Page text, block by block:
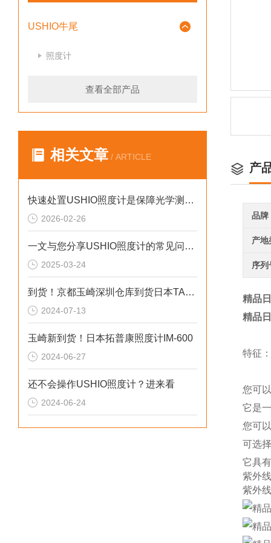
USHIO牛尾
照度计
查看全部产品
相关文章 / ARTICLE
快速处置USHIO照度计是保障光学测量可靠性的关键
2026-02-26
一文与您分享USHIO照度计的常见问题相应解决方法
2025-03-24
到货！京都玉崎深圳仓库到货日本TANDD 照度计 TR-74Ui
2024-07-13
玉崎新到货！日本拓普康照度计IM-600
2024-06-27
还不会操作USHIO照度计？进来看
2024-06-24
产
品牌
产地
序列
精品
精品
特征：
您可
它是
您可
可选
它具
紫外
紫外